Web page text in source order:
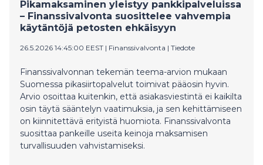
Pikamaksaminen yleistyy pankkipalveluissa
– Finanssivalvonta suosittelee vahvempia
käytäntöjä petosten ehkäisyyn
26.5.2026 14:45:00 EEST | Finanssivalvonta | Tiedote
Finanssivalvonnan tekemän teema-arvion mukaan
Suomessa pikasiirtopalvelut toimivat pääosin hyvin.
Arvio osoittaa kuitenkin, että asiakasviestintä ei kaikilta
osin täytä sääntelyn vaatimuksia, ja sen kehittämiseen
on kiinnitettävä erityistä huomiota. Finanssivalvonta
suosittaa pankeille useita keinoja maksamisen
turvallisuuden vahvistamiseksi.